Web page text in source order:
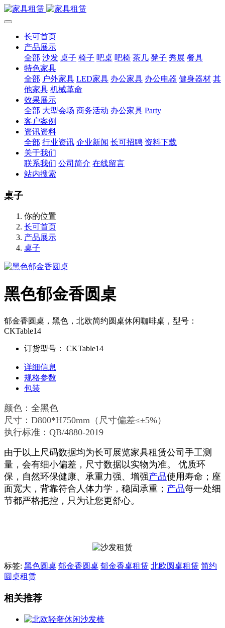
长可首页
产品展示
全部 沙发 桌子 椅子 吧桌 吧椅 茶几 凳子 秀展 餐具
特色家具
全部 户外家具 LED家具 办公家具 办公电器 健身器材 其
他家具 机械革命
效果展示
全部 大型会场 商务活动 办公家具 Party
客户案例
资讯资料
全部 行业资讯 企业新闻 长可招聘 资料下载
关于我们
联系我们 公司简介 在线留言
站内搜索
桌子
你的位置
长可首页
产品展示
桌子
黑色郁金香圆桌
郁金香圆桌，黑色，北欧简约圆桌休闲咖啡桌，型号：
CKTable14
订货型号： CKTable14
详细信息
规格参数
包装
颜色：全黑色
尺寸：D800*H750mm（尺寸偏差≤±5%）
执行标准：QB/4880-2019
由于以上尺码数据均为长可展览家具租赁公司手工测
量，会有细小偏差，尺寸数据以实物为准。 优质环
保，自然环保健康、承重力强、增强产品使用寿命；座
面宽大，背靠符合人体力学，稳固承重； 产品每一处细
节都严格把控，只为让您更舒心。
标签: 黑色圆桌 郁金香圆桌 郁金香桌租赁 北欧圆桌租赁 简约
圆桌租赁
相关推荐